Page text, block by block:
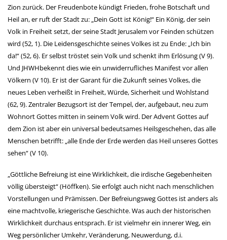
Zion zurück. Der Freudenbote kündigt Frieden, frohe Botschaft und
Heil an, er ruft der Stadt zu: „Dein Gott ist König!“ Ein König, der sein
Volk in Freiheit setzt, der seine Stadt Jerusalem vor Feinden schützen
wird (52, 1). Die Leidensgeschichte seines Volkes ist zu Ende: „Ich bin
da!“ (52, 6). Er selbst tröstet sein Volk und schenkt ihm Erlösung (V 9).
Und JHWHbekennt dies wie ein unwiderrufliches Manifest vor allen
Völkern (V 10). Er ist der Garant für die Zukunft seines Volkes, die
neues Leben verheißt in Freiheit, Würde, Sicherheit und Wohlstand
(62, 9). Zentraler Bezugsort ist der Tempel, der, aufgebaut, neu zum
Wohnort Gottes mitten in seinem Volk wird. Der Advent Gottes auf
dem Zion ist aber ein universal bedeutsames Heilsgeschehen, das alle
Menschen betrifft: „alle Ende der Erde werden das Heil unseres Gottes
sehen“ (V 10).
„Göttliche Befreiung ist eine Wirklichkeit, die irdische Gegebenheiten
völlig übersteigt“ (Höffken). Sie erfolgt auch nicht nach menschlichen
Vorstellungen und Prämissen. Der Befreiungsweg Gottes ist anders als
eine machtvolle, kriegerische Geschichte. Was auch der historischen
Wirklichkeit durchaus entsprach. Er ist vielmehr ein innerer Weg, ein
Weg persönlicher Umkehr, Veränderung, Neuwerdung, d.i.